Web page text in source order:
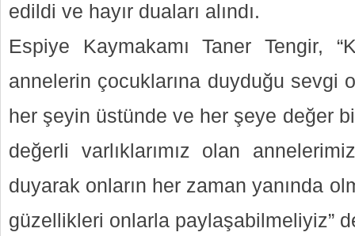
edildi ve hayır duaları alındı.
Espiye Kaymakamı Taner Tengir,
annelerin çocuklarına duyduğu sevgi
her şeyin üstünde ve her şeye değer
değerli varlıklarımız olan
duyarak onların her zaman yanında
güzellikleri onlarla paylaşabilmeliyiz”